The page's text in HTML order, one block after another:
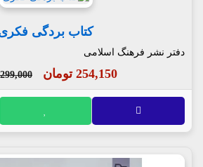
کتاب بردگی
دفتر نشر فرهنگ اسلامی
254,150 تومان 299,000 تومان